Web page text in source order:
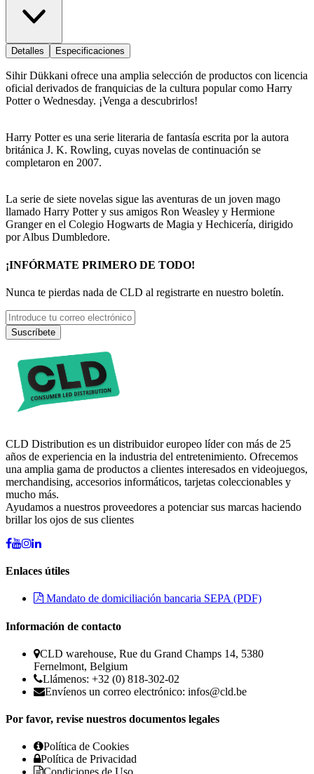
Detalles Especificaciones
Sihir Dükkani ofrece una amplia selección de productos con licencia
oficial derivados de franquicias de la cultura popular como Harry
Potter o Wednesday. ¡Venga a descubrirlos!
Harry Potter es una serie literaria de fantasía escrita por la autora
británica J. K. Rowling, cuyas novelas de continuación se
completaron en 2007.
La serie de siete novelas sigue las aventuras de un joven mago
llamado Harry Potter y sus amigos Ron Weasley y Hermione
Granger en el Colegio Hogwarts de Magia y Hechicería, dirigido
por Albus Dumbledore.
¡INFÓRMATE PRIMERO DE TODO!
Nunca te pierdas nada de CLD al registrarte en nuestro boletín.
Suscríbete
CLD Distribution es un distribuidor europeo líder con más de 25
años de experiencia en la industria del entretenimiento. Ofrecemos
una amplia gama de productos a clientes interesados en videojuegos,
merchandising, accesorios informáticos, tarjetas coleccionables y
mucho más.
Ayudamos a nuestros proveedores a potenciar sus marcas haciendo
brillar los ojos de sus clientes
Enlaces útiles
Mandato de domiciliación bancaria SEPA (PDF)
Información de contacto
CLD warehouse, Rue du Grand Champs 14, 5380
Fernelmont, Belgium
Llámenos: +32 (0) 818-302-02
Envíenos un correo electrónico: infos@cld.be
Por favor, revise nuestros documentos legales
Política de Cookies
Política de Privacidad